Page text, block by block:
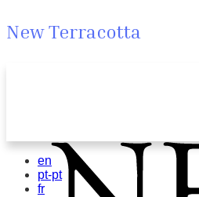
New Terracotta
en
pt-pt
fr